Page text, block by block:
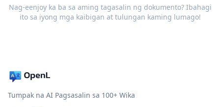
Nag-eenjoy ka ba sa aming tagasalin ng dokumento? Ibahagi
ito sa iyong mga kaibigan at tulungan kaming lumago!
Tumpak na AI Pagsasalin sa 100+ Wika